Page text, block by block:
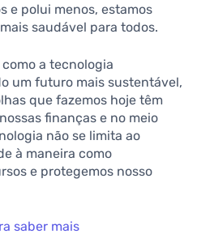
e polui menos, estamos
saudável para todos.
a tecnologia
um futuro mais sustentável,
que fazemos hoje têm
finanças e no meio
não se limita ao
à maneira como
e protegemos nosso
saber mais